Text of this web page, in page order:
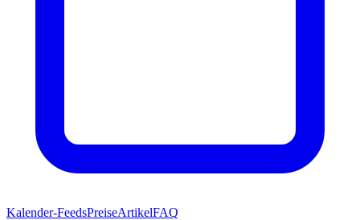
Kalender-FeedsPreiseArtikelFAQ